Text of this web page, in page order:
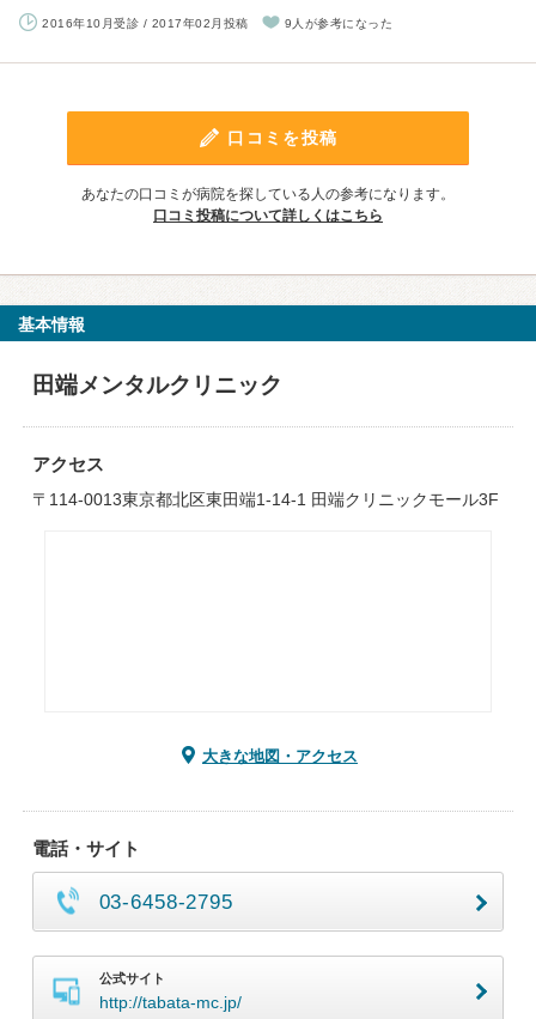
2016年10月受診 / 2017年02月投稿 9人が参考になった
口コミを投稿
あなたの口コミが病院を探している人の参考になります。
口コミ投稿について詳しくはこちら
基本情報
田端メンタルクリニック
アクセス
〒114-0013東京都北区東田端1-14-1 田端クリニックモール3F
大きな地図・アクセス
電話・サイト
03-6458-2795
公式サイト
http://tabata-mc.jp/